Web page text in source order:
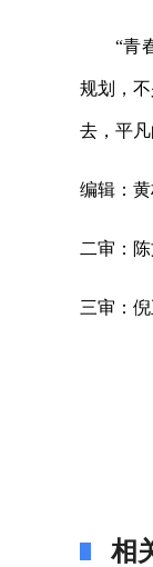
“青
规划，
去，平
编辑：黄
二审：
三审：
相